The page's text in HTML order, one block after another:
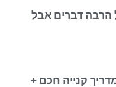
הרבה דברים אבל
קנייה חכם +